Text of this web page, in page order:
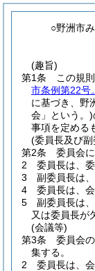
○野洲市
(趣旨)
第1条
この規則
市条例第22号
に基づき、野
会」という。)
事項を定める
(委員長及び副
第2条
委員会
2
委員長は、
3
副委員長は
4
委員長は、
5
副委員長は
又は委員長が
(会議等)
第3条
委員会
集する。
2
委員長は、